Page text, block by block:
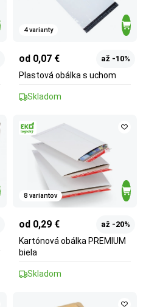
4 varianty
od 0,07 € až -10%
Plastová obálka s uchom
Skladom
8 variantov
od 0,29 € až -20%
Kartónová obálka PREMIUM
biela
Skladom